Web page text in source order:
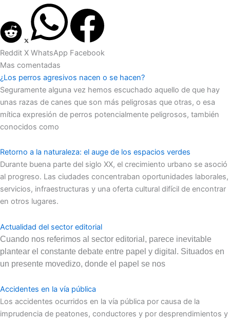
Reddit X WhatsApp Facebook
Mas comentadas
¿Los perros agresivos nacen o se hacen?
Seguramente alguna vez hemos escuchado aquello de que hay
unas razas de canes que son más peligrosas que otras, o esa
mítica expresión de perros potencialmente peligrosos, también
conocidos como
Retorno a la naturaleza: el auge de los espacios verdes
Durante buena parte del siglo XX, el crecimiento urbano se asoció
al progreso. Las ciudades concentraban oportunidades laborales,
servicios, infraestructuras y una oferta cultural difícil de encontrar
en otros lugares.
Actualidad del sector editorial
Cuando nos referimos al sector editorial, parece inevitable
plantear el constante debate entre papel y digital. Situados en
un presente movedizo, donde el papel se nos
Accidentes en la vía pública
Los accidentes ocurridos en la vía pública por causa de la
imprudencia de peatones, conductores y por desprendimientos y